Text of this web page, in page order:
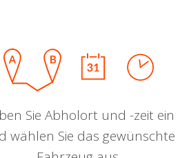
Sie Abholort und -zeit ein
wählen Sie das gewünschte